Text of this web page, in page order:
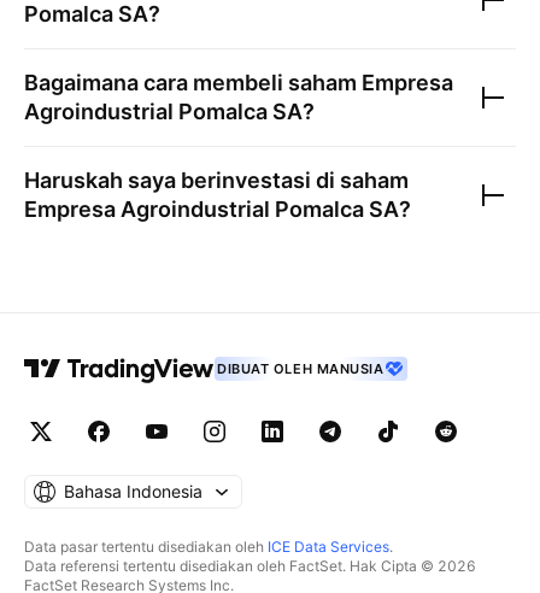
Pomalca SA?
Bagaimana cara membeli saham Empresa
Agroindustrial Pomalca SA?
Haruskah saya berinvestasi di saham
Empresa Agroindustrial Pomalca SA?
DIBUAT OLEH MANUSIA
Bahasa Indonesia
Data pasar tertentu disediakan oleh ICE Data Services.
Data referensi tertentu disediakan oleh FactSet. Hak Cipta © 2026
FactSet Research Systems Inc.